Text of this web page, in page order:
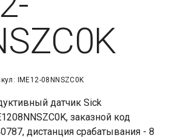
IME12-08NNSZC0K
датчик Sick
заказной код
дистанция срабатывания - 8